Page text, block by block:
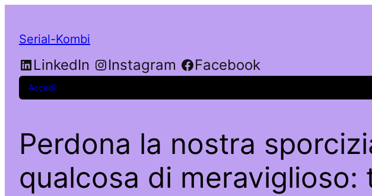
Serial-Kombi
LinkedIn Instagram Facebook
Accedi
Perdona la nostra
qualcosa di